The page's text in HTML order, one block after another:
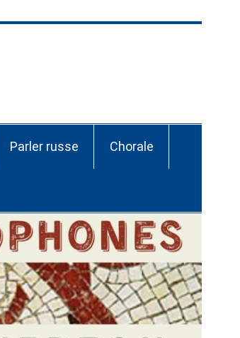
Parler russe Chorale